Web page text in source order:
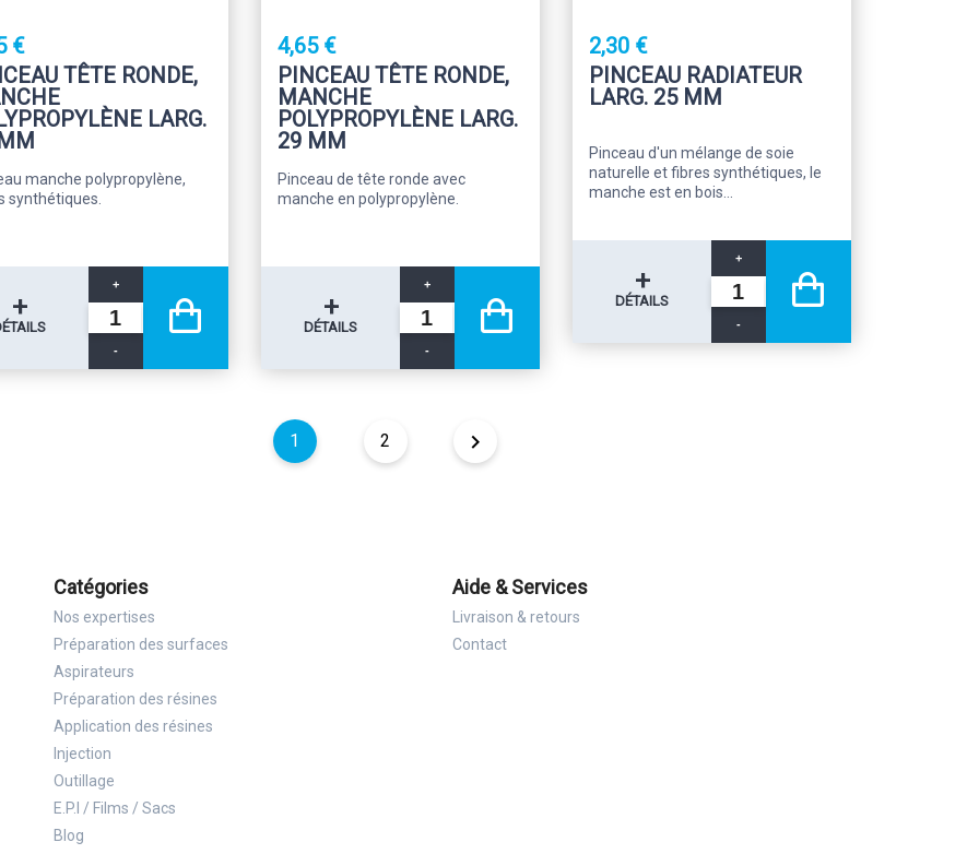
€
TÊTE RONDE,
LARG.
manche polypropylène,
synthétiques.
+
-
+
4,65 €
PINCEAU TÊTE RONDE,
MANCHE
POLYPROPYLÈNE LARG.
29 MM
Pinceau de tête ronde avec
manche en polypropylène.
+
DÉTAILS
-
+
2,30 €
PINCEAU RADIATEUR
LARG. 25 MM
Pinceau d'un mélange de soie
naturelle et fibres synthétiques, le
manche est en bois...
+
DÉTAILS
-
+
1 2 
Catégories
Nos expertises
Préparation des surfaces
Aspirateurs
Préparation des résines
Application des résines
Injection
Outillage
E.P.I / Films / Sacs
Blog
Aide & Services
Livraison & retours
Contact